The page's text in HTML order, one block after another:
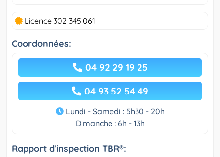
Licence 302 345 061
Coordonnées:
04 92 29 19 25
04 93 52 54 49
Lundi - Samedi : 5h30 - 20h
Dimanche : 6h - 13h
Rapport d'inspection TBR®: